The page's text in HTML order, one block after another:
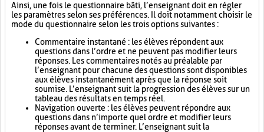
Ainsi, une fois le questionnaire bâti, l’enseignant doit en régler
les paramètres selon ses préférences. Il doit notamment choisir le
mode du questionnaire selon les trois options suivantes :
Commentaire instantané : les élèves répondent aux
questions dans l’ordre et ne peuvent pas modifier leurs
réponses. Les commentaires notés au préalable par
l’enseignant pour chacune des questions sont disponibles
aux élèves instantanément après que la réponse soit
soumise. L’enseignant suit la progression des élèves sur un
tableau des résultats en temps réel.
Navigation ouverte : les élèves peuvent répondre aux
questions dans n’importe quel ordre et modifier leurs
réponses avant de terminer. L’enseignant suit la